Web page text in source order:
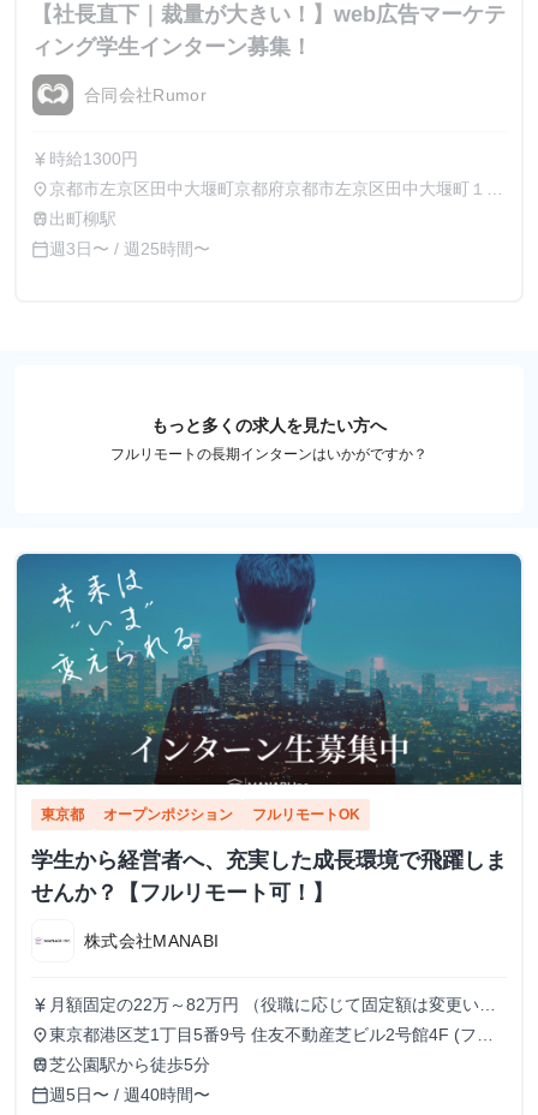
【社長直下｜裁量が大きい！】web広告マーケテ
ィング学生インターン募集！
合同会社Rumor
currency_yen 時給1300円
place 京都市左京区田中大堰町京都府京都市左京区田中大堰町１５
２ メゾンKOYO1F
train 出町柳駅
calendar_today週3日〜 / 週25時間〜
もっと多くの求人を見たい方へ
フルリモートの長期インターンはいかがですか？
東京都 オープンポジション フルリモートOK
学生から経営者へ、充実した成長環境で飛躍しま
せんか？【フルリモート可！】
株式会社MANABI
currency_yen 月額固定の22万～82万円 （役職に応じて固定額は変更いた
します）
place東京都港区芝1丁目5番9号 住友不動産芝ビル2号館4F (フル
リモート/出勤は自由です)
train芝公園駅から徒歩5分
calendar_today週5日〜 / 週40時間〜